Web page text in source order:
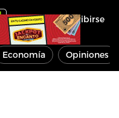
Inscribirse
Economía Opiniones